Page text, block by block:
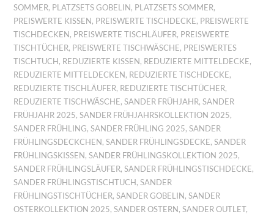
SOMMER, PLATZSETS GOBELIN , PLATZSETS SOMMER,
PREISWERTE KISSEN , PREISWERTE TISCHDECKE, PREISWERTE
TISCHDECKEN , PREISWERTE TISCHLÄUFER, PREISWERTE
TISCHTÜCHER, PREISWERTE TISCHWÄSCHE, PREISWERTES
TISCHTUCH , REDUZIERTE KISSEN , REDUZIERTE MITTELDECKE,
REDUZIERTE MITTELDECKEN , REDUZIERTE TISCHDECKE,
REDUZIERTE TISCHLÄUFER, REDUZIERTE TISCHTÜCHER,
REDUZIERTE TISCHWÄSCHE,SANDER FRÜHJAHR,SANDER
FRÜHJAHR 2025,SANDER FRÜHJAHRSKOLLEKTION 2025,
SANDER FRÜHLING,SANDER FRÜHLING 2025,SANDER
FRÜHLINGSDECKCHEN ,SANDER FRÜHLINGSDECKE,SANDER
FRÜHLINGSKISSEN ,SANDER FRÜHLINGSKOLLEKTION 2025,
SANDER FRÜHLINGSLÄUFER,SANDER FRÜHLINGSTISCHDECKE,
SANDER FRÜHLINGSTISCHTUCH ,SANDER
FRÜHLINGSTISCHTÜCHER,SANDER GOBELIN ,SANDER
OSTERKOLLEKTION 2025,SANDER OSTERN ,SANDER OUTLET,